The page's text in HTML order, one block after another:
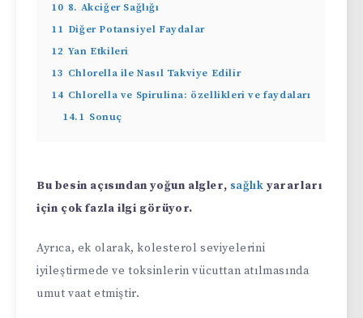
10 8. Akciğer Sağlığı
11 Diğer Potansiyel Faydalar
12 Yan Etkileri
13 Chlorella ile Nasıl Takviye Edilir
14 Chlorella ve Spirulina: özellikleri ve faydaları
14.1 Sonuç
Bu besin açısından yoğun algler, sağlık yararları
için çok fazla ilgi görüyor.
Ayrıca, ek olarak, kolesterol seviyelerini
iyileştirmede ve toksinlerin vücuttan atılmasında
umut vaat etmiştir.